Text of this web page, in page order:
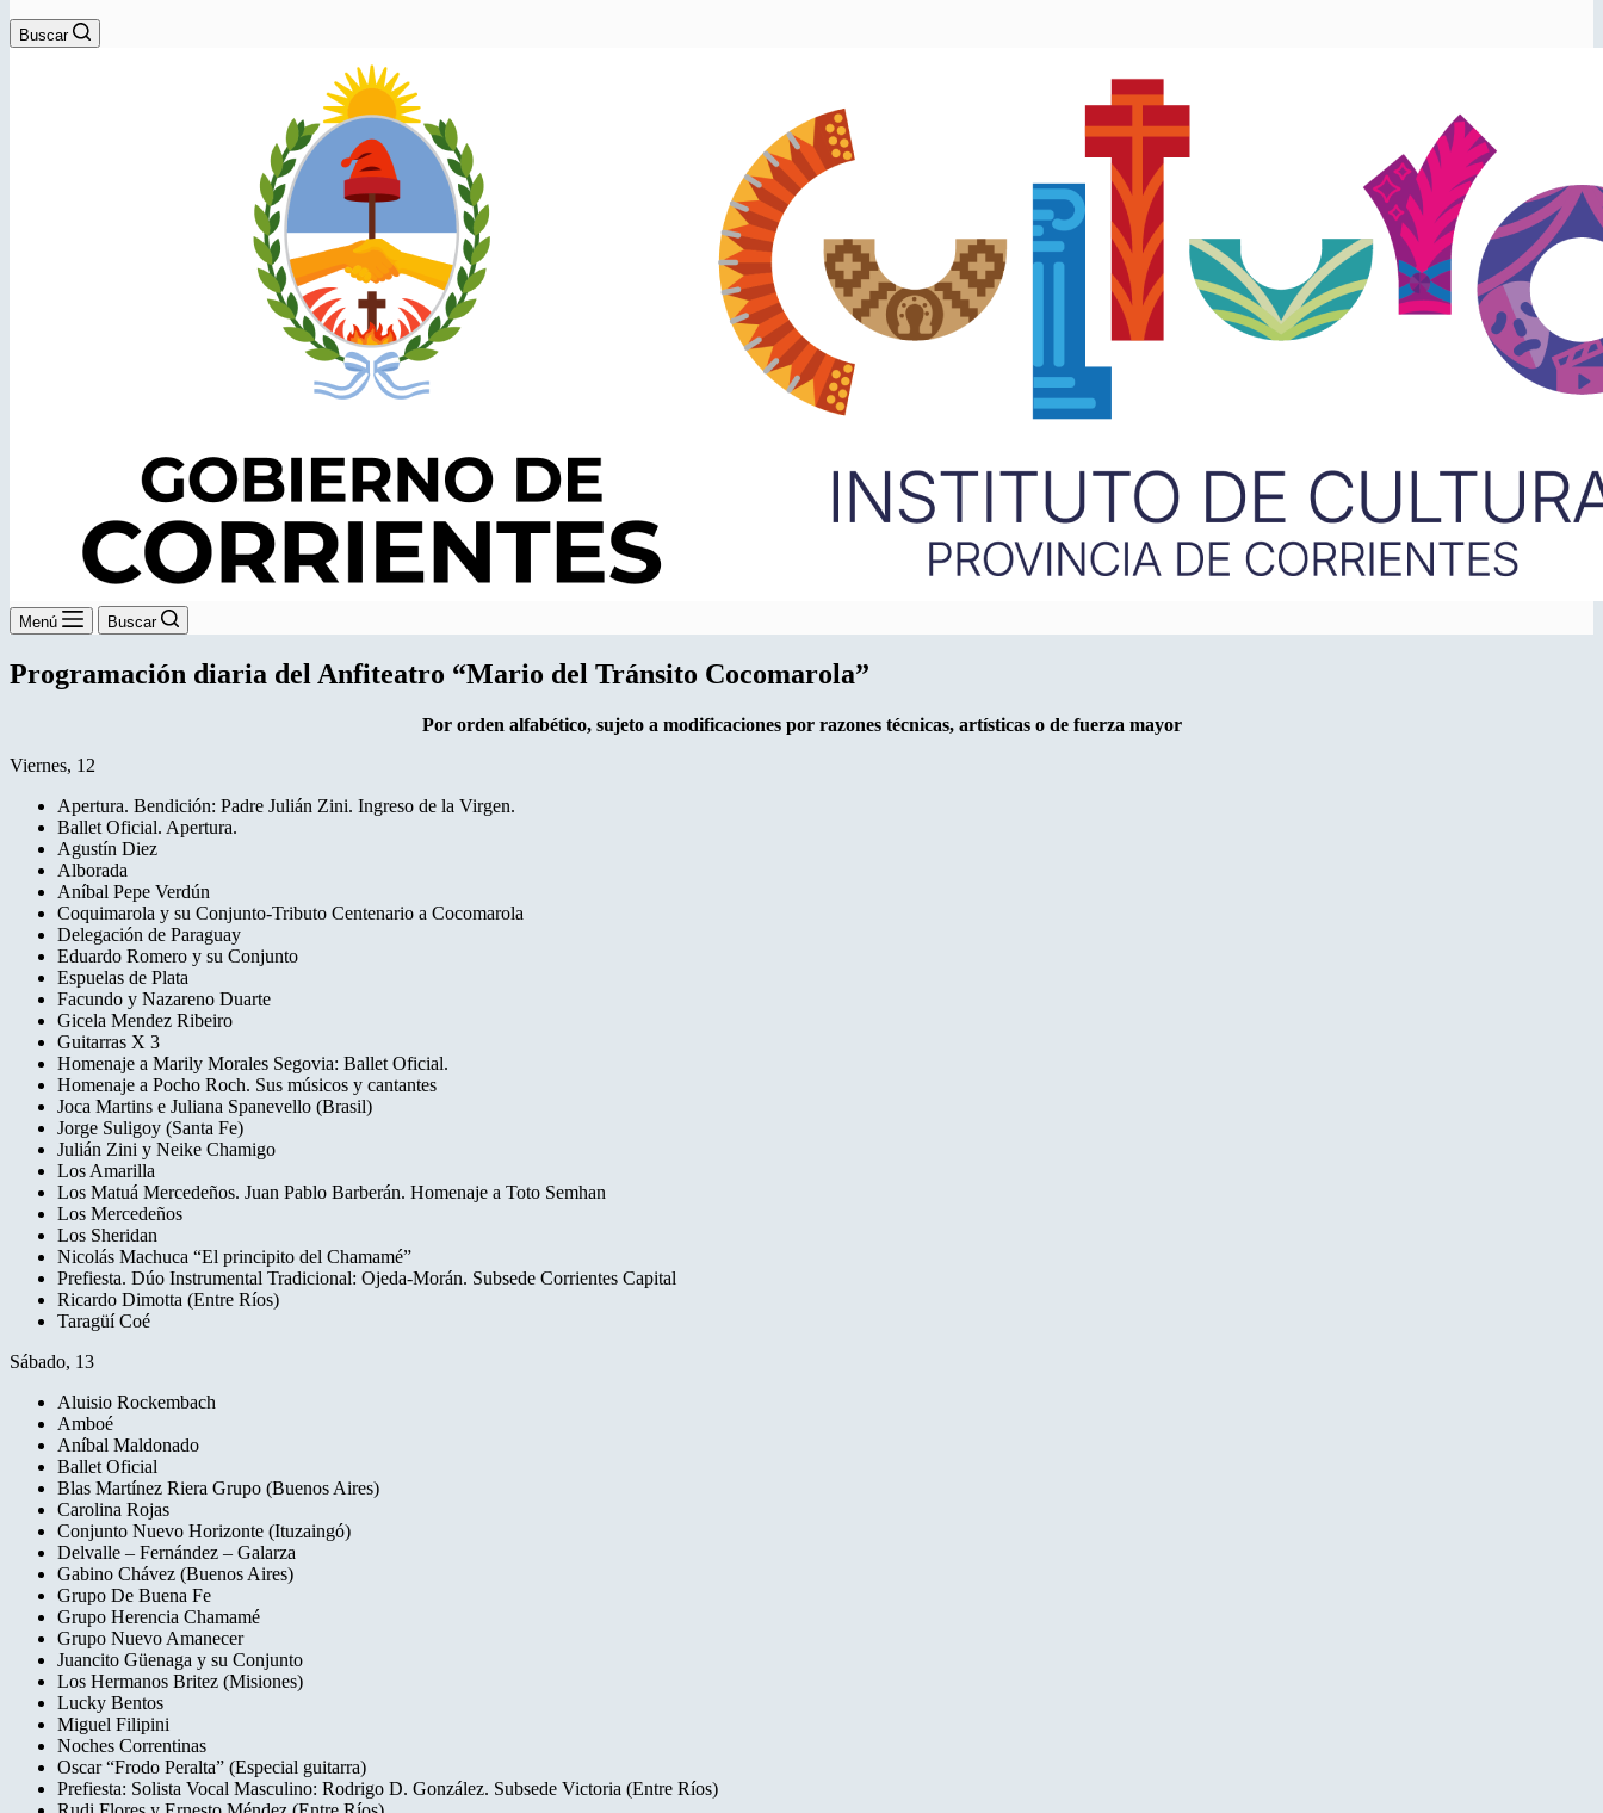
Buscar
Menú Buscar
Programación diaria del Anfiteatro “Mario del Tránsito Cocomarola”
Por orden alfabético, sujeto a modificaciones por razones técnicas, artísticas o de fuerza mayor
Viernes, 12
Apertura. Bendición: Padre Julián Zini. Ingreso de la Virgen.
Ballet Oficial. Apertura.
Agustín Diez
Alborada
Aníbal Pepe Verdún
Coquimarola y su Conjunto-Tributo Centenario a Cocomarola
Delegación de Paraguay
Eduardo Romero y su Conjunto
Espuelas de Plata
Facundo y Nazareno Duarte
Gicela Mendez Ribeiro
Guitarras X 3
Homenaje a Marily Morales Segovia: Ballet Oficial.
Homenaje a Pocho Roch. Sus músicos y cantantes
Joca Martins e Juliana Spanevello (Brasil)
Jorge Suligoy (Santa Fe)
Julián Zini y Neike Chamigo
Los Amarilla
Los Matuá Mercedeños. Juan Pablo Barberán. Homenaje a Toto Semhan
Los Mercedeños
Los Sheridan
Nicolás Machuca “El principito del Chamamé”
Prefiesta. Dúo Instrumental Tradicional: Ojeda-Morán. Subsede Corrientes Capital
Ricardo Dimotta (Entre Ríos)
Taragüí Coé
Sábado, 13
Aluisio Rockembach
Amboé
Aníbal Maldonado
Ballet Oficial
Blas Martínez Riera Grupo (Buenos Aires)
Carolina Rojas
Conjunto Nuevo Horizonte (Ituzaingó)
Delvalle – Fernández – Galarza
Gabino Chávez (Buenos Aires)
Grupo De Buena Fe
Grupo Herencia Chamamé
Grupo Nuevo Amanecer
Juancito Güenaga y su Conjunto
Los Hermanos Britez (Misiones)
Lucky Bentos
Miguel Filipini
Noches Correntinas
Oscar “Frodo Peralta” (Especial guitarra)
Prefiesta: Solista Vocal Masculino: Rodrigo D. González. Subsede Victoria (Entre Ríos)